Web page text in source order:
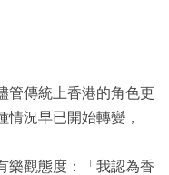
管傳統上香港的角色更
況早已開始轉變，
樂觀態度：「我認為香